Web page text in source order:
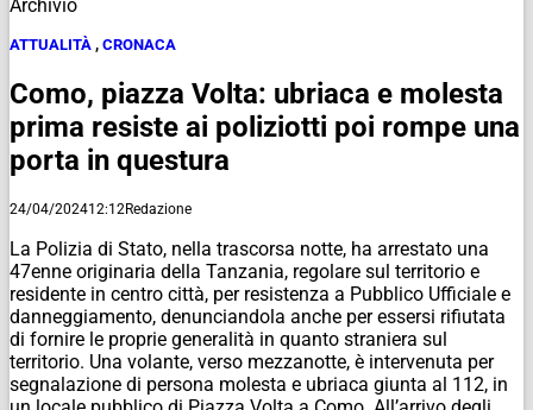
Archivio
ATTUALITÀ , CRONACA
Como, piazza Volta: ubriaca e molesta
prima resiste ai poliziotti poi rompe una
porta in questura
24/04/202412:12Redazione
La Polizia di Stato, nella trascorsa notte, ha arrestato una
47enne originaria della Tanzania, regolare sul territorio e
residente in centro città, per resistenza a Pubblico Ufficiale e
danneggiamento, denunciandola anche per essersi rifiutata
di fornire le proprie generalità in quanto straniera sul
territorio. Una volante, verso mezzanotte, è intervenuta per
segnalazione di persona molesta e ubriaca giunta al 112, in